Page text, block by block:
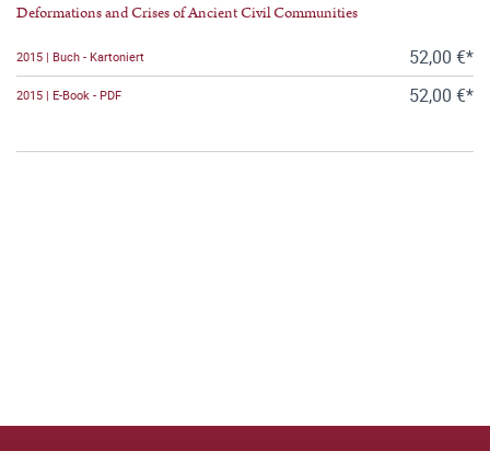
Deformations and Crises of Ancient Civil Communities
2015 | Buch - Kartoniert 52,00 €*
2015 | E-Book - PDF 52,00 €*